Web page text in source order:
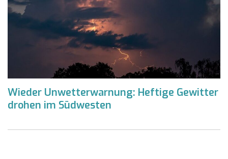
Wieder Unwetterwarnung: Heftige Gewitter
drohen im Südwesten